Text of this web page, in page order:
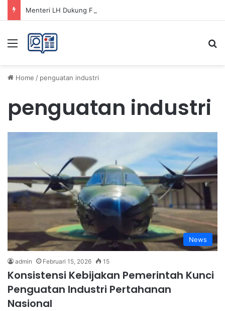
Menu
Home / penguatan industri
penguatan industri
News
admin Februari 15, 2026 15
Konsistensi Kebijakan Pemerintah Kunci
Penguatan Industri Pertahanan
Nasional